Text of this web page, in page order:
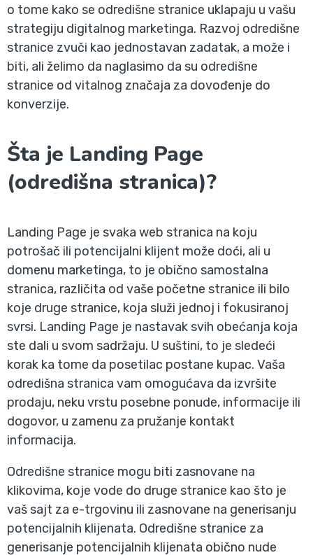
o tome kako se odredišne stranice uklapaju u vašu
strategiju digitalnog marketinga. Razvoj odredišne
stranice zvuči kao jednostavan zadatak, a može i
biti, ali želimo da naglasimo da su odredišne
stranice od vitalnog značaja za dovođenje do
konverzije.
Šta je Landing Page
(odredišna stranica)?
Landing Page je svaka web stranica na koju
potrošač ili potencijalni klijent može doći, ali u
domenu marketinga, to je obično samostalna
stranica, različita od vaše početne stranice ili bilo
koje druge stranice, koja služi jednoj i fokusiranoj
svrsi. Landing Page je nastavak svih obećanja koja
ste dali u svom sadržaju. U suštini, to je sledeći
korak ka tome da posetilac postane kupac. Vaša
odredišna stranica vam omogućava da izvršite
prodaju, neku vrstu posebne ponude, informacije ili
dogovor, u zamenu za pružanje kontakt
informacija.
Odredišne stranice mogu biti zasnovane na
klikovima, koje vode do druge stranice kao što je
vaš sajt za e-trgovinu ili zasnovane na generisanju
potencijalnih klijenata. Odredišne stranice za
generisanje potencijalnih klijenata obično nude